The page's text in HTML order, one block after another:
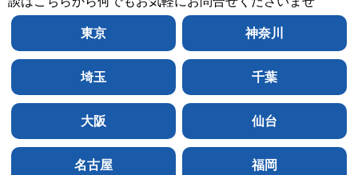
東京 神奈川
埼玉 千葉
大阪 仙台
名古屋 福岡